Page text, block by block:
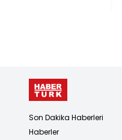
Son Dakika Haberleri
Haberler